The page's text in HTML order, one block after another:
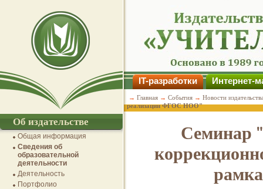
Семинар
IT-разработки Интернет-
→ Главная → События → Новости
реализации ФГОС НОО"
Об издательстве
Общая информация
Сведения об
образовательной
деятельности
Деятельность
Портфолио